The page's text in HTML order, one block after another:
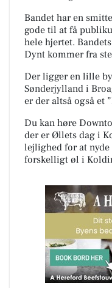
Bandet har en
gode til at få
hele hjertet.
Dynt kommer fra
Der ligger en lille
Sønderjylland i
er der altså også et
Du kan høre
der er Øllets dag i
lejlighed for at
forskelligt øl i